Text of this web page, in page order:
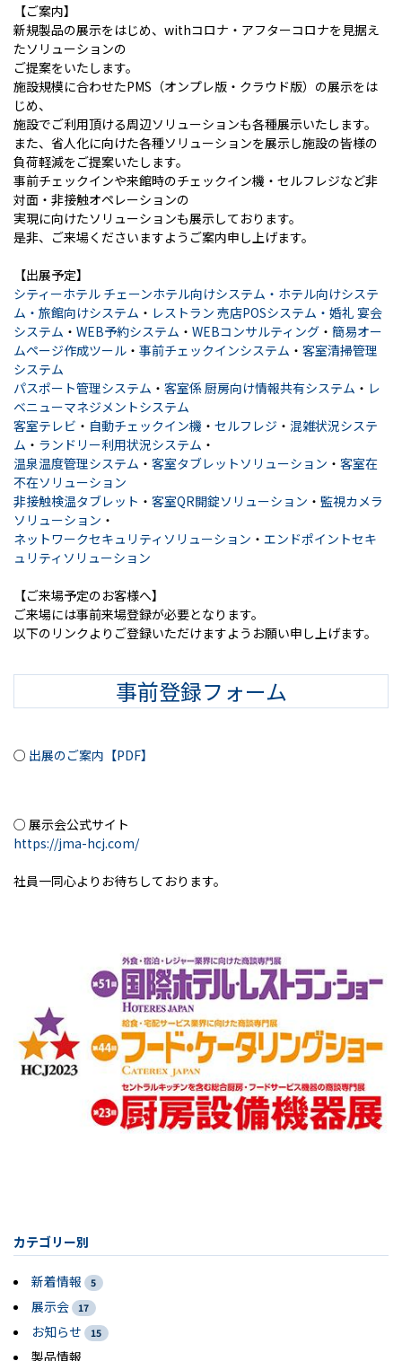
【ご案内】
新規製品の展示をはじめ、withコロナ・アフターコロナを見据え
たソリューションの
ご提案をいたします。
施設規模に合わせたPMS（オンプレ版・クラウド版）の展示をは
じめ、
施設でご利用頂ける周辺ソリューションも各種展示いたします。
また、省人化に向けた各種ソリューションを展示し施設の皆様の
負荷軽減をご提案いたします。
事前チェックインや来館時のチェックイン機・セルフレジなど非
対面・非接触オペレーションの
実現に向けたソリューションも展示しております。
是非、ご来場くださいますようご案内申し上げます。
【出展予定】
シティーホテル チェーンホテル向けシステム・ホテル向けシステ
ム・旅館向けシステム ・ レストラン 売店POSシステム・婚礼 宴会
システム ・ WEB予約システム ・ WEBコンサルティング ・ 簡易オー
ムページ作成ツール ・ 事前チェックインシステム ・ 客室清掃管理
システム
パスポート管理システム ・ 客室係 厨房向け情報共有システム ・ レ
ベニューマネジメントシステム
客室テレビ ・ 自動チェックイン機 ・ セルフレジ ・ 混雑状況システ
ム ・ ランドリー利用状況システム ・
温泉温度管理システム ・ 客室タブレットソリューション ・ 客室在
不在ソリューション
非接触検温タブレット ・ 客室QR開錠ソリューション ・ 監視カメラ
ソリューション ・
ネットワークセキュリティソリューション ・ エンドポイントセキ
ュリティソリューション
【ご来場予定のお客様へ】
ご来場には事前来場登録が必要となります。
以下のリンクよりご登録いただけますようお願い申し上げます。
事前登録フォーム
○ 出展のご案内【PDF】
○ 展示会公式サイト
https://jma-hcj.com/
社員一同心よりお待ちしております。
カテゴリー別
新着情報 5
展示会 17
お知らせ 15
製品情報